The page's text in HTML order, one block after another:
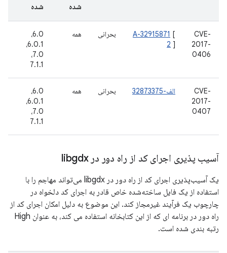
شده
شده
CVE-
2017-
0406
A-32915871 [
2 ]
بحرانی همه
6.0،
6.0.1،
7.0،
7.1.1
CVE-
2017-
0407
الف-32873375 بحرانی همه
6.0،
6.0.1،
7.0،
7.1.1
آسیب پذیری اجرای کد از راه دور در libgdx
یک آسیب‌پذیری اجرای کد از راه دور در libgdx می‌تواند مهاجم را با
استفاده از یک فایل ساخته‌شده خاص قادر به اجرای کد دلخواه در
چارچوب یک فرآیند غیرمجاز کند. این موضوع به دلیل امکان اجرای کد از
راه دور در برنامه ای که از این کتابخانه استفاده می کند، به عنوان High
رتبه بندی شده است.